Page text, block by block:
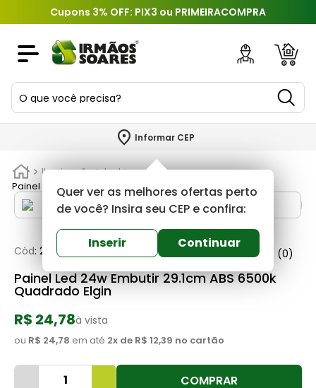
Cupons 3% OFF: PIX3 ou PRIMEIRACOMPRA
O que você precisa?
Informar CEP
Quer ver as melhores ofertas perto
de você? Insira seu CEP e confira:
Inserir Continuar
Iluminação
Led
Painel Led 24w Embutir 29.1cm ABS 6500k Quadrado Elgin
Cód:262455 Elgin (0)
Painel Led 24w Embutir 29.1cm ABS 6500k
Quadrado Elgin
R$ 24,78à vista
ou R$ 24,78 em até 2x de R$ 12,39 no cartão
COMPRAR
TERMOS MAIS BUSCADOS
2º
3º
porta
revestimento
5º
telha
6º
argamassa
cimento
torneira